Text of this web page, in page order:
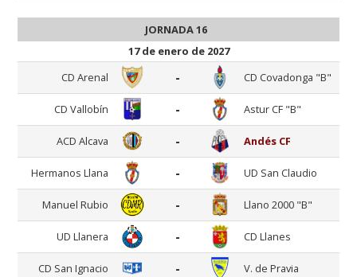
JORNADA 16
17 de enero de 2027
CD Arenal
- CD Covadonga "B"
CD Vallobín - Astur CF "B"
ACD Alcava - Andés CF
Hermanos Llana - UD San Claudio
Manuel Rubio - Llano 2000 "B"
UD Llanera - CD Llanes
CD San Ignacio - V. de Pravia